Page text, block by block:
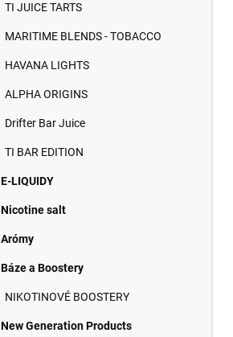
TI JUICE TARTS
MARITIME BLENDS - TOBACCO
HAVANA LIGHTS
ALPHA ORIGINS
Drifter Bar Juice
TI BAR EDITION
E-LIQUIDY
Nicotine salt
Arómy
Báze a Boostery
NIKOTINOVÉ BOOSTERY
New Generation Products